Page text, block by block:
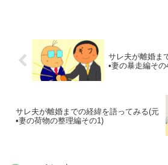
サレ夫が離婚ま
•妻の暴走編その
サレ夫が離婚までの経緯を語ってみる(元
•妻の荷物の整理編その1)